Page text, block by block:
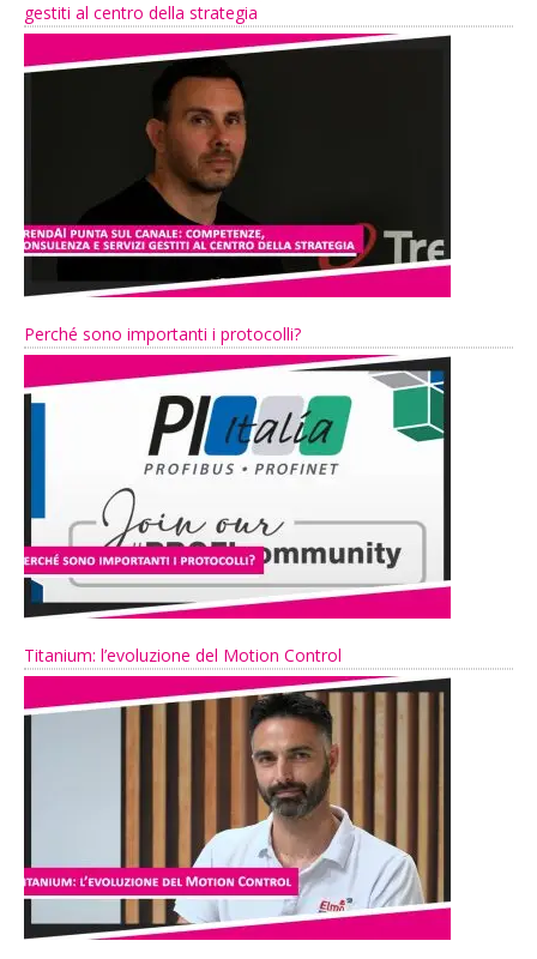
gestiti al centro della strategia
Perché sono importanti i protocolli?
Titanium: l’evoluzione del Motion Control